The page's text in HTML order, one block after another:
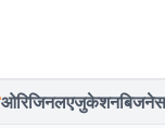
ओरिजिनलएजुकेशनबिजनेस